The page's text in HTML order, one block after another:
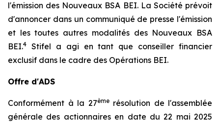
l'émission des Nouveaux BSA BEI. La Société prévoit
d'annoncer dans un communiqué de presse l'émission
et les toutes autres modalités des Nouveaux BSA
BEI.4
Stifel a agi en tant que conseiller financier
exclusif dans le cadre des Opérations BEI.
Offre d'ADS
Conformément à la 27èmerésolution de l'assemblée
générale des actionnaires en date du 22 mai 2025